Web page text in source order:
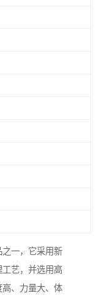
一，它采用新
艺，并选用高
、力量大、体